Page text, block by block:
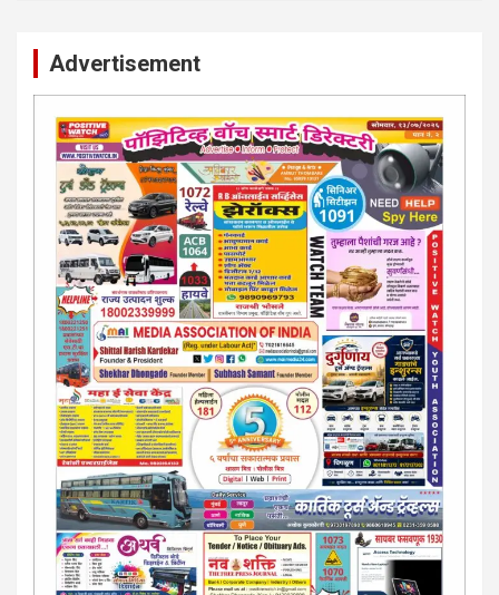
कायदेशीर सल्ला या मार्गदर्शन पाहिजे. संपर्क साधा-
परिस्थितीनुसार तुम्ही जर आर्थिक, शैक्षणिक, सामाजिक समस्या, गुन्हेगारी,
शारीरीक त्रास, फसवणूक सारख्या प्रकरणात अडकला असाल, काेर्टाची
पायरी चढला असाल तर चिंता नकाे.. आम्ही मदत करू. मार्गदर्शन करू,
कायदेशीर सल्ला देऊ. - आजच संपर्क साधा- भारत साेनुले-8888207374
या AD सतिश कुंभार -9860944728
मराठी.. इंग्रजी पेपरला जाहिरात द्यायची संपर्क साधा..
मराठी इंग्रजी दैनिकासाठी जिल्हा, राज्य आवृत्तीसाठी जाहिराती स्विकारल्या
जातील. नवशक्ती, फ्री प्रेस जर्नल साठी तुम्हीही तुमच्या नाेटीस द्या. बँक,
13/213/4 सेल्स , डिमांड नाेटीस इतरांच्यापेक्षा वाजवी दरात आम्ही आपली
जाहिरात पब्लिश करू. माेबा. 9420939699
Advertisement